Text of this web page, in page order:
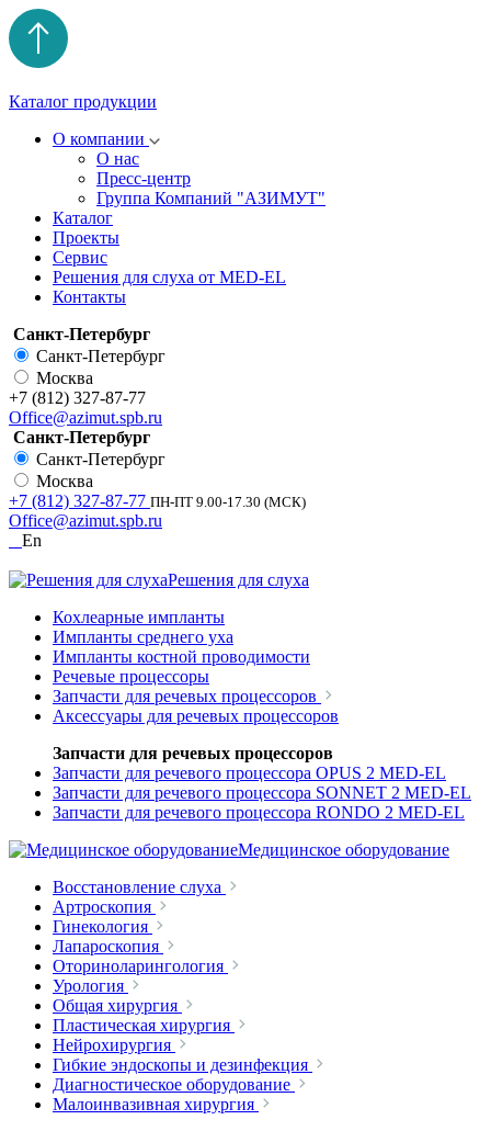
Каталог продукции
О компании
О нас
Пресс-центр
Группа Компаний "АЗИМУТ"
Каталог
Проекты
Сервис
Решения для слуха от MED-EL
Контакты
Санкт-Петербург
Санкт-Петербург
Москва
+7 (812) 327-87-77
Office@azimut.spb.ru
Санкт-Петербург
Санкт-Петербург
Москва
+7 (812) 327-87-77 ПН-ПТ 9.00-17.30 (МСК)
Office@azimut.spb.ru
En
Решения для слуха
Кохлеарные импланты
Импланты среднего уха
Импланты костной проводимости
Речевые процессоры
Запчасти для речевых процессоров
Аксессуары для речевых процессоров
Запчасти для речевых процессоров
Запчасти для речевого процессора OPUS 2 MED-EL
Запчасти для речевого процессора SONNET 2 MED-EL
Запчасти для речевого процессора RONDO 2 MED-EL
Медицинское оборудование
Восстановление слуха
Артроскопия
Гинекология
Лапароскопия
Оториноларингология
Урология
Общая хирургия
Пластическая хирургия
Нейрохирургия
Гибкие эндоскопы и дезинфекция
Диагностическое оборудование
Малоинвазивная хирургия